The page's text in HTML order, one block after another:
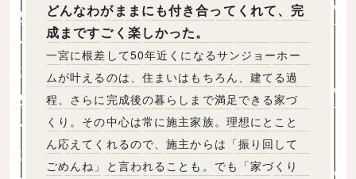
どんなわがままにも付き合ってくれて、完
成まですごく楽しかった。
一宮に根差して50年近くになるサンジョーホー
ムが叶えるのは、住まいはもちろん、建てる過
程、さらに完成後の暮らしまで満足できる家づ
くり。その中心は常に施主家族。理想にとこと
ん応えてくれるので、施主からは「振り回して
ごめんね」と言われることも。でも「家づくり